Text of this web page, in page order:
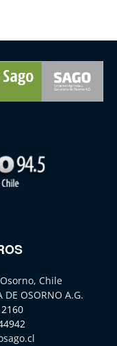
Chile
DE OSORNO A.G.